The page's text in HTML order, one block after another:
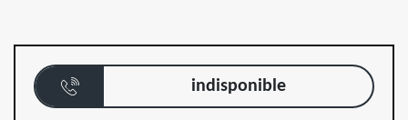
indisponible